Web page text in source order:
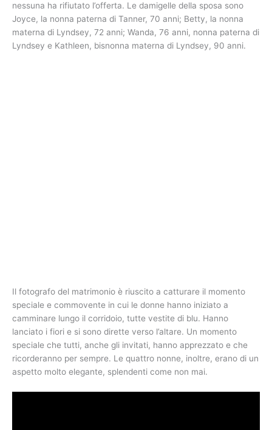
nessuna ha rifiutato l’offerta. Le damigelle della sposa sono
Joyce, la nonna paterna di Tanner, 70 anni; Betty, la nonna
materna di Lyndsey, 72 anni; Wanda, 76 anni, nonna paterna di
Lyndsey e Kathleen, bisnonna materna di Lyndsey, 90 anni.
Il fotografo del matrimonio è riuscito a catturare il momento
speciale e commovente in cui le donne hanno iniziato a
camminare lungo il corridoio, tutte vestite di blu. Hanno
lanciato i fiori e si sono dirette verso l’altare. Un momento
speciale che tutti, anche gli invitati, hanno apprezzato e che
ricorderanno per sempre. Le quattro nonne, inoltre, erano di un
aspetto molto elegante, splendenti come non mai.